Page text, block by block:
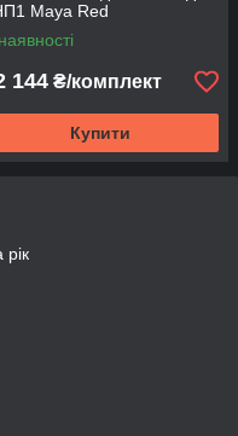
Maya Red
144 ₴/комплект
Купити
рік